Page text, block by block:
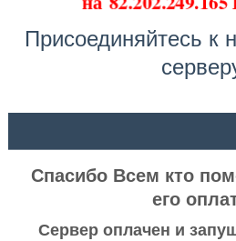
Присоединяйтесь к
Спасибо Всем кто
его
Сервер оплачен и